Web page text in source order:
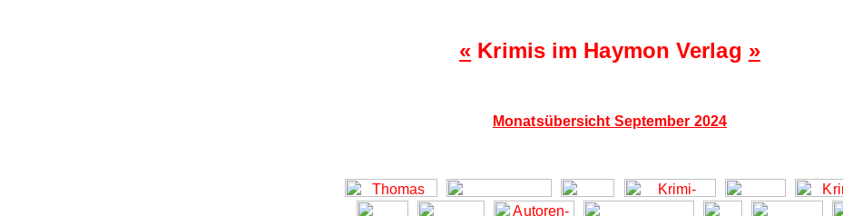
« Krimis im Haymon Verlag »
Monatsübersicht September 2024